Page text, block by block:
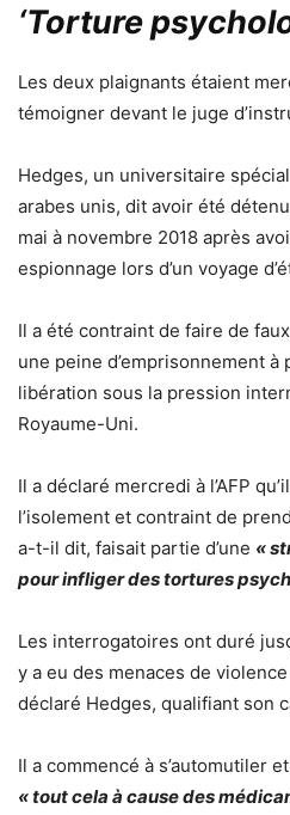
‘Torture
Les deux plaignants étaient
témoigner devant le juge
Hedges, un universitaire
arabes unis, dit avoir été
mai à novembre 2018 après
espionnage lors d’un voyage
Il a été contraint de faire de
une peine d’emprisonnement à
libération sous la pression
Royaume-Uni.
Il a déclaré mercredi à l’AFP
l’isolement et contraint de
a-t-il dit, faisait partie d’une «
pour infliger des tortures
Les interrogatoires ont duré
y a eu des menaces de
déclaré Hedges, qualifiant son
Il a commencé à s’automutiler
« tout cela à cause des